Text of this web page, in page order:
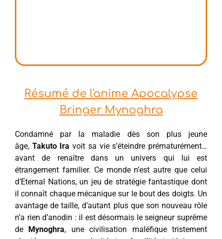
Résumé de l'anime Apocalypse
Bringer Mynoghra
Condamné par la maladie dès son plus jeune
âge, Takuto Ira voit sa vie s’éteindre prématurément…
avant de renaître dans un univers qui lui est
étrangement familier. Ce monde n’est autre que celui
d’Eternal Nations, un jeu de stratégie fantastique dont
il connaît chaque mécanique sur le bout des doigts. Un
avantage de taille, d’autant plus que son nouveau rôle
n’a rien d’anodin : il est désormais le seigneur suprême
de Mynoghra, une civilisation maléfique tristement